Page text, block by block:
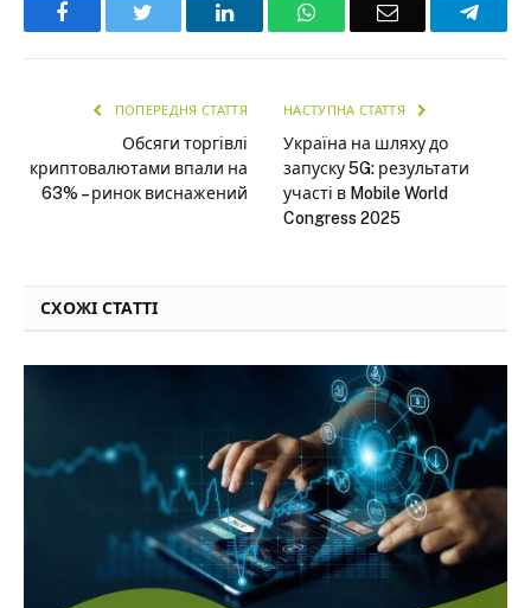
Facebook LinkedInWhatsAppEmail
ПОПЕРЕДНЯ СТАТТЯ
Обсяги торгівлі
криптовалютами впали на
63% – ринок виснажений
НАСТУПНА СТАТТЯ
Україна на шляху до
запуску 5G: результати
участі в Mobile World
Congress 2025
СХОЖІ СТАТТІ